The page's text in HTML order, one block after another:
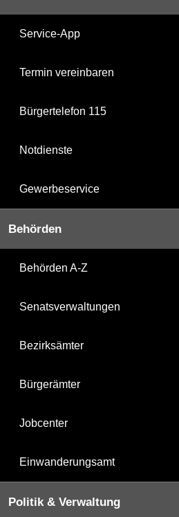
Service-App
Termin vereinbaren
Bürgertelefon 115
Notdienste
Gewerbeservice
Behörden
Behörden A-Z
Senatsverwaltungen
Bezirksämter
Bürgerämter
Jobcenter
Einwanderungsamt
Politik & Verwaltung